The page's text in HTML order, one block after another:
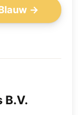
→
B.V.